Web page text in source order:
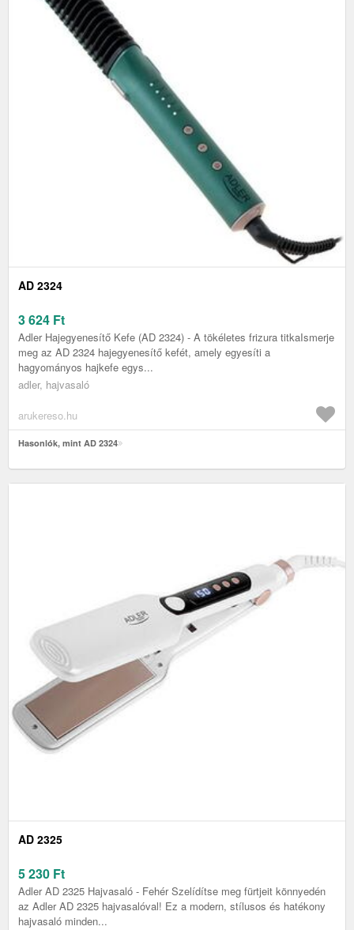
AD 2324
3 624 Ft
Adler Hajegyenesítő Kefe (AD 2324) - A tökéletes frizura titkaIsmerje
meg az AD 2324 hajegyenesítő kefét, amely egyesíti a
hagyományos hajkefe egys...
adler, hajvasaló
arukereso.hu
Hasonlók, mint AD 2324
AD 2325
5 230 Ft
Adler AD 2325 Hajvasaló - Fehér Szelídítse meg fürtjeit könnyedén
az Adler AD 2325 hajvasalóval! Ez a modern, stílusos és hatékony
hajvasaló minden...